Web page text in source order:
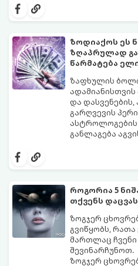
ყველაზე
ზოდიაქოს ეს
ზღაპრულად
წარმატება
ზაფხულის
და
გარღვევის
ასტროლოგების
განლაგება
ზოდიაქოს 4
შორის, ვისაც
როგორია 5
თქვენს
ზოგჯერ
გვიწყობს,
მართლაც
შევინარჩუნოთ.
ზოგჯერ